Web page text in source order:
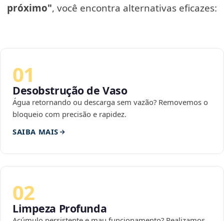
próximo", você encontra alternativas eficazes:
01
Desobstrução de Vaso
Água retornando ou descarga sem vazão? Removemos o
bloqueio com precisão e rapidez.
SAIBA MAIS
02
Limpeza Profunda